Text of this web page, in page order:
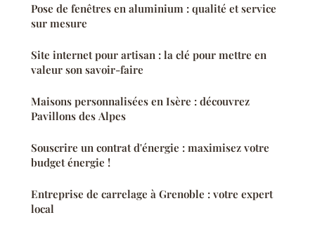
Pose de fenêtres en aluminium : qualité et service
sur mesure
Site internet pour artisan : la clé pour mettre en
valeur son savoir-faire
Maisons personnalisées en Isère : découvrez
Pavillons des Alpes
Souscrire un contrat d'énergie : maximisez votre
budget énergie !
Entreprise de carrelage à Grenoble : votre expert
local